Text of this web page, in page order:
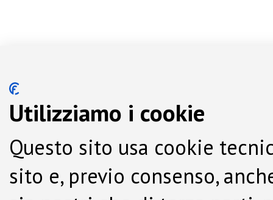
Utilizziamo i cookie
Questo sito usa cookie
sito e, previo consenso,